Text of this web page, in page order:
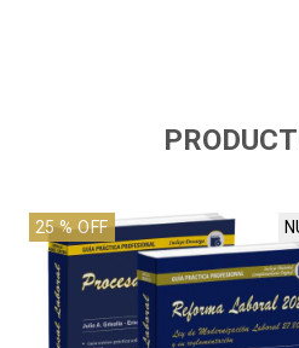
25% OFF